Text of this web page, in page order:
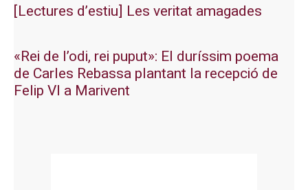
[Lectures d’estiu] Les veritat amagades
«Rei de l’odi, rei puput»: El duríssim poema
de Carles Rebassa plantant la recepció de
Felip VI a Marivent